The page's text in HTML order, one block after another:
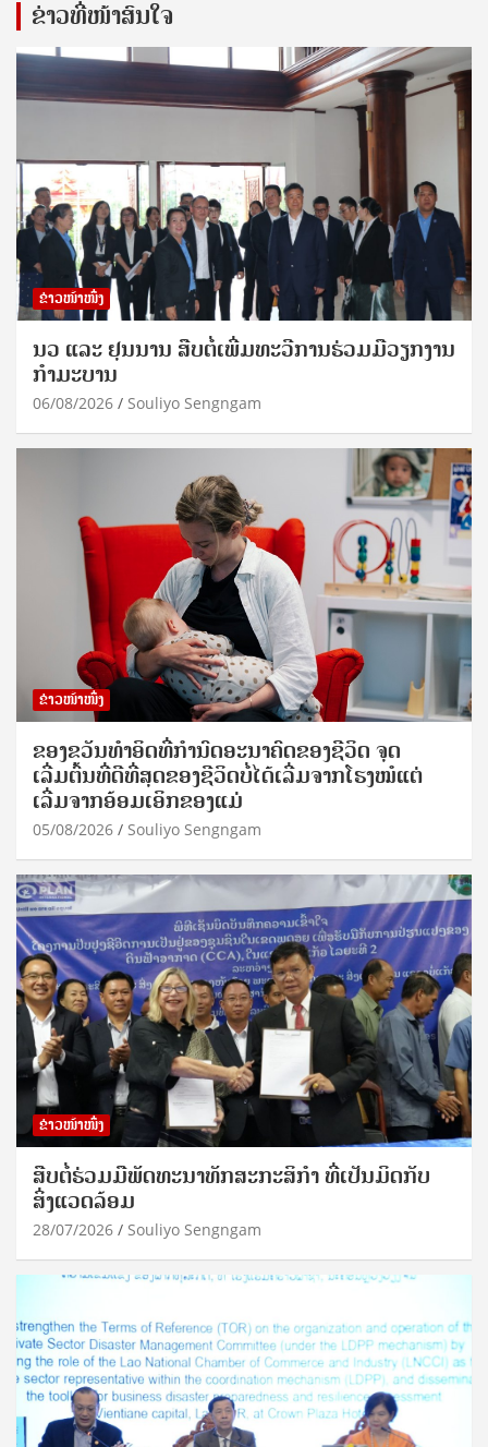
ຂ່າວທີ່ໜ້າສົນໃຈ
ຂ່າວໜ້າໜຶ່ງ
ນວ ແລະ ຢຸນນານ ສືບຕໍ່ເພີ່ມທະວີການຮ່ວມມືວຽກງານ
ກຳມະບານ
06/08/2026 Souliyo Sengngam
ຂ່າວໜ້າໜຶ່ງ
ຂອງຂວັນທໍາອິດທີ່ກໍານົດອະນາຄົດຂອງຊີວິດ ຈຸດ
ເລີ່ມຕົ້ນທີ່ດີທີ່ສຸດຂອງຊີວິດບໍ່ໄດ້ເລີ່ມຈາກໂຮງໝໍແຕ່
ເລີ່ມຈາກອ້ອມເອິກຂອງແມ່
05/08/2026 Souliyo Sengngam
ຂ່າວໜ້າໜຶ່ງ
ສືບຕໍ່ຮ່ວມມືພັດທະນາທັກສະກະສິກຳ ທີ່ເປັນມິດກັບ
ສິ່ງແວດລ້ອມ
28/07/2026 Souliyo Sengngam